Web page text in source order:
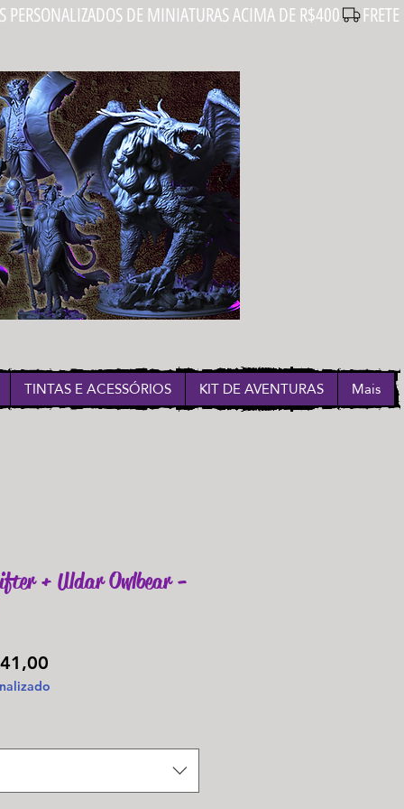
TINTAS E ACESSÓRIOS KIT DE AVENTURAS Mais
+ Uldar Owlbear -
promocional